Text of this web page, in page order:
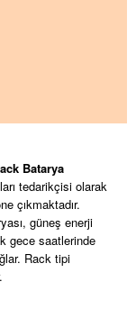
Batarya
tedarikçisi olarak
çıkmaktadır.
güneş enerji
gece saatlerinde
Rack tipi